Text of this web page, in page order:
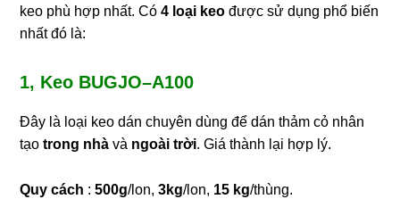
keo phù hợp nhất. Có4 loại keo được sử dụng phổ biến
nhất đó là:
1, Keo BUGJO–A100
Đây là loại keo dán chuyên dùng để dán thảm cỏ nhân
tạotrong nhà và ngoài trời. Giá thành lại hợp lý.
Quy cách :500g/lon,3kg/lon, 15 kg/thùng.